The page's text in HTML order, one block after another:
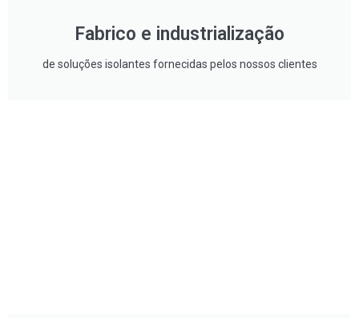
Fabrico e industrialização
de soluções isolantes fornecidas pelos nossos clientes